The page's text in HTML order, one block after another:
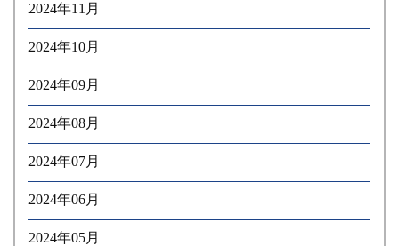
2024年11月
2024年10月
2024年09月
2024年08月
2024年07月
2024年06月
2024年05月